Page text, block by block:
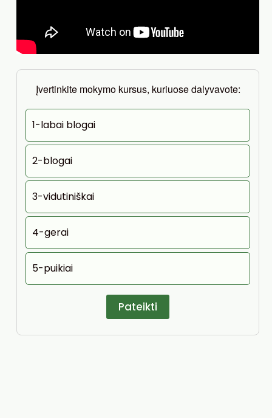
Įvertinkite mokymo kursus, kuriuose dalyvavote:
1-labai blogai
2-blogai
3-vidutiniškai
4-gerai
5-puikiai